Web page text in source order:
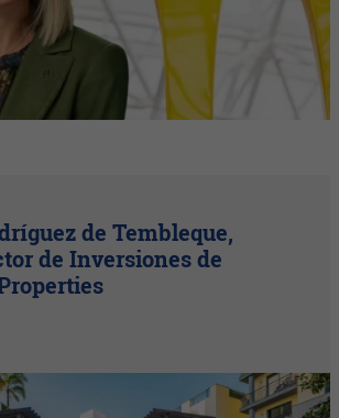
de Tembleque,
de Inversiones de